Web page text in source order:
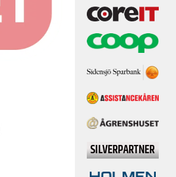
SILVERPARTNER